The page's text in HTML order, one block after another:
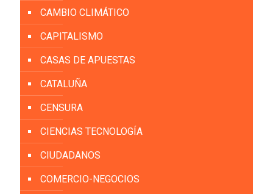
CAMBIO CLIMÁTICO
CAPITALISMO
CASAS DE APUESTAS
CATALUÑA
CENSURA
CIENCIAS TECNOLOGÍA
CIUDADANOS
COMERCIO-NEGOCIOS